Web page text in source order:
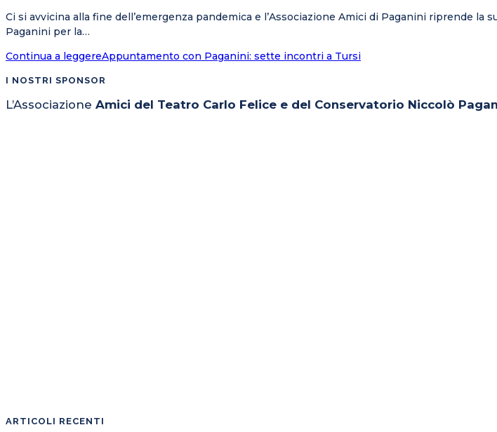
Ci si avvicina alla fine dell’emergenza pandemica e l’Associazione Amici di Paganini riprende
Paganini per la…
Continua a leggereAppuntamento con Paganini: sette incontri a Tursi
I NOSTRI SPONSOR
L’Associazione Amici del Teatro Carlo Felice e del Conservatorio Niccolò
ARTICOLI RECENTI